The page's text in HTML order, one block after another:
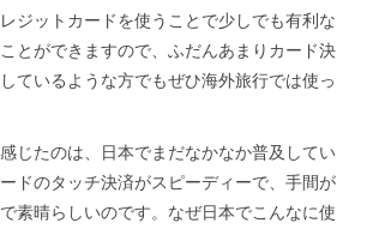
ジットカードを使うことで少しでも有利な
とができますので、ふだんあまりカード決
ているような方でもぜひ海外旅行では使っ
じたのは、日本でまだなかなか普及してい
ドのタッチ決済がスピーディーで、手間が
素晴らしいのです。なぜ日本でこんなに使